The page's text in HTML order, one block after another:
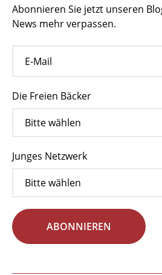
Abonnieren Sie jetzt unseren
News mehr verpassen.
Die Freien Bäcker
Junges Netzwerk
ABONNIEREN